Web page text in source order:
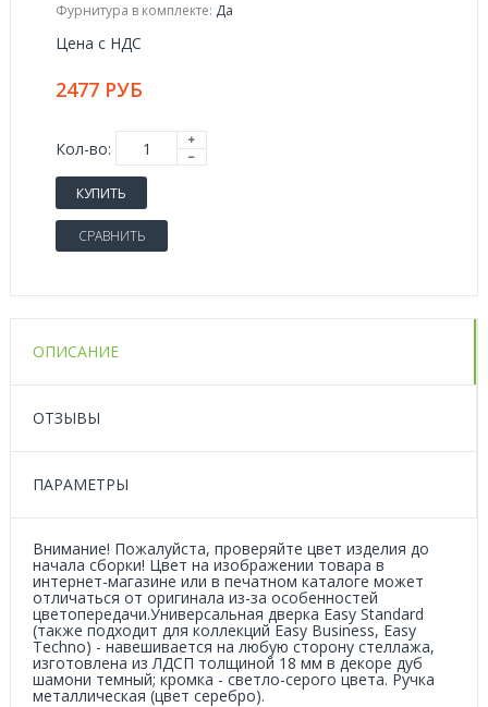
Фурнитура в комплекте: Да
Цена с НДС
2477 РУБ
Кол-во:
КУПИТЬ
СРАВНИТЬ
ОПИСАНИЕ
ОТЗЫВЫ
ПАРАМЕТРЫ
Внимание! Пожалуйста, проверяйте цвет изделия до
начала сборки! Цвет на изображении товара в
интернет-магазине или в печатном каталоге может
отличаться от оригинала из-за особенностей
цветопередачи.Универсальная дверка Easy Standard
(также подходит для коллекций Easy Business, Easy
Techno) - навешивается на любую сторону стеллажа,
изготовлена из ЛДСП толщиной 18 мм в декоре дуб
шамони темный; кромка - светло-серого цвета. Ручка
металлическая (цвет серебро).